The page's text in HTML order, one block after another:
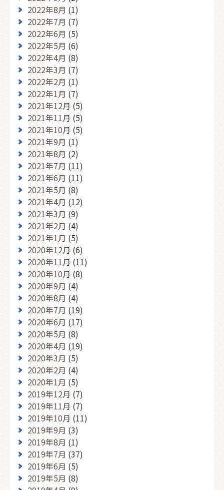
2022年8月 (1)
2022年7月 (7)
2022年6月 (5)
2022年5月 (6)
2022年4月 (8)
2022年3月 (7)
2022年2月 (1)
2022年1月 (7)
2021年12月 (5)
2021年11月 (5)
2021年10月 (5)
2021年9月 (1)
2021年8月 (2)
2021年7月 (11)
2021年6月 (11)
2021年5月 (8)
2021年4月 (12)
2021年3月 (9)
2021年2月 (4)
2021年1月 (5)
2020年12月 (6)
2020年11月 (11)
2020年10月 (8)
2020年9月 (4)
2020年8月 (4)
2020年7月 (19)
2020年6月 (17)
2020年5月 (8)
2020年4月 (19)
2020年3月 (5)
2020年2月 (4)
2020年1月 (5)
2019年12月 (7)
2019年11月 (7)
2019年10月 (11)
2019年9月 (3)
2019年8月 (1)
2019年7月 (37)
2019年6月 (5)
2019年5月 (8)